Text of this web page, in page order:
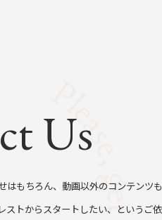
Us
はもちろん、動画以外のコンテンツ
ストからスタートしたい、というご